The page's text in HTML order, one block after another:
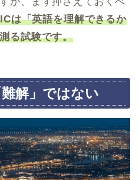
は「英語を理解できるか
る試験です。
解」ではない